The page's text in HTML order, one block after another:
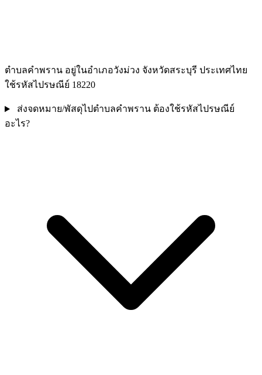
ตำบลคำพราน อยู่ในอำเภอวังม่วง จังหวัดสระบุรี ประเทศไทย
ใช้รหัสไปรษณีย์ 18220
ส่งจดหมาย/พัสดุไปตำบลคำพราน ต้องใช้รหัสไปรษณีย์
อะไร?